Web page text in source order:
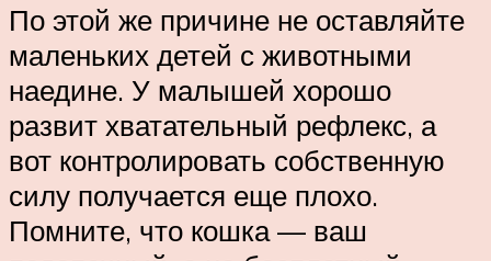
По этой же причине не оставляйте
маленьких детей с животными
наедине. У малышей хорошо
развит хватательный рефлекс, а
вот контролировать собственную
силу получается еще плохо.
Помните, что кошка — ваш